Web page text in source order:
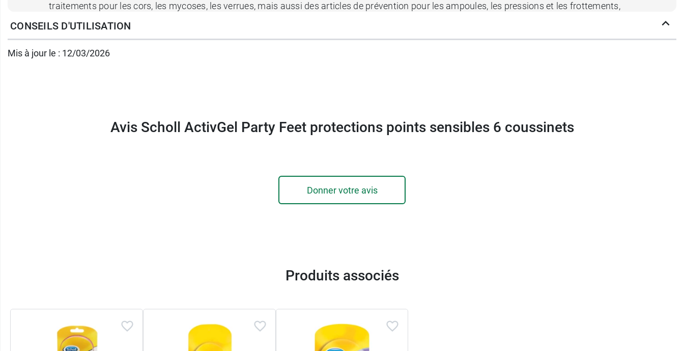
traitements pour les cors, les mycoses, les verrues, mais aussi des articles de prévention pour les ampoules, les pressions et les frottements,
mais aussi pour la beauté des pieds.
Et quand les durillons deviennent trop douloureux, les
CONSEILS D'UTILISATION
Mis à jour le : 12/03/2026
Avis Scholl ActivGel Party Feet protections points sensibles 6 coussinets
Donner votre avis
Produits associés